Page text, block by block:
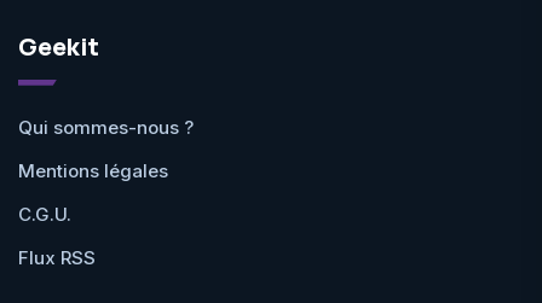
Geekit
Qui sommes-nous ?
Mentions légales
C.G.U.
Flux RSS